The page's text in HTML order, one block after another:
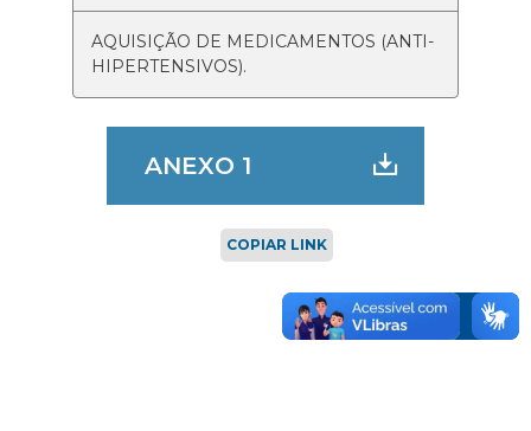
AQUISIÇÃO DE MEDICAMENTOS (ANTI-
HIPERTENSIVOS).
ANEXO 1
COPIAR LINK